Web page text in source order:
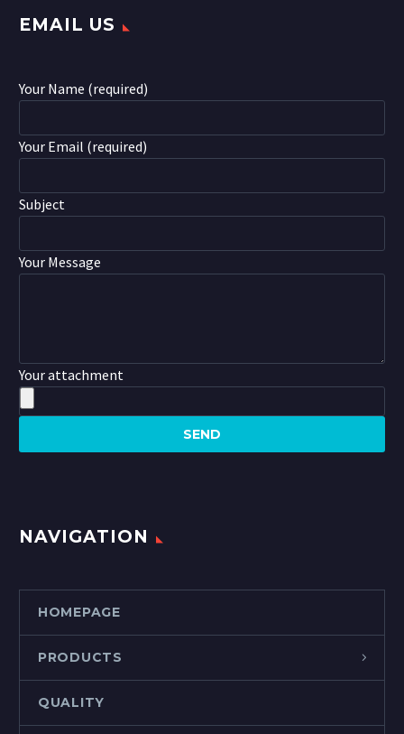
EMAIL US
Your Name (required)
Your Email (required)
Subject
Your Message
Your attachment
NAVIGATION
HOMEPAGE
PRODUCTS
QUALITY